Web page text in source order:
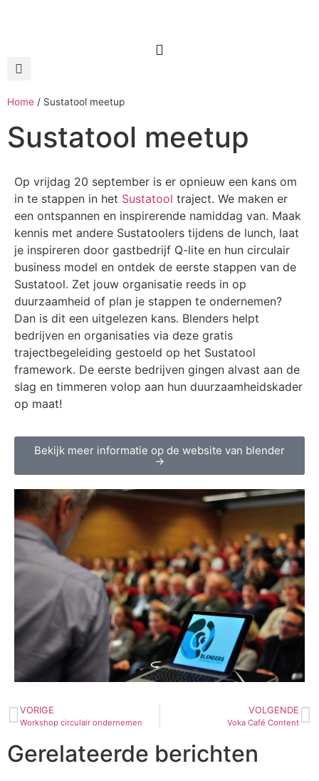
Home / Sustatool meetup
Sustatool meetup
Op vrijdag 20 september is er opnieuw een kans om
in te stappen in het Sustatool traject. We maken er
een ontspannen en inspirerende namiddag van. Maak
kennis met andere Sustatoolers tijdens de lunch, laat
je inspireren door gastbedrijf Q-lite en hun circulair
business model en ontdek de eerste stappen van de
Sustatool. Zet jouw organisatie reeds in op
duurzaamheid of plan je stappen te ondernemen?
Dan is dit een uitgelezen kans. Blenders helpt
bedrijven en organisaties via deze gratis
trajectbegeleiding gestoeld op het Sustatool
framework. De eerste bedrijven gingen alvast aan de
slag en timmeren volop aan hun duurzaamheidskader
op maat!
Bekijk meer informatie op de website van blender
→
VORIGE
Workshop circulair ondernemen
VOLGENDE
Voka Café Content
Gerelateerde berichten